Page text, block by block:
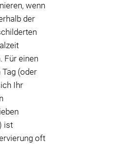
wenn
der
Für einen
Tag (oder
Ihr
ist
oft